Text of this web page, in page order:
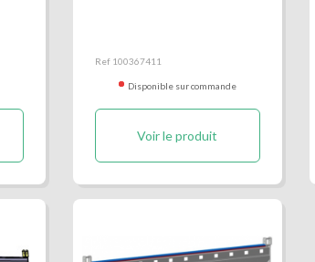
Ref 100367411
Disponible sur commande
Voir le produit